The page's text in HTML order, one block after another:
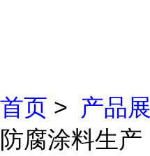
首页 > 产品
防腐涂料生产